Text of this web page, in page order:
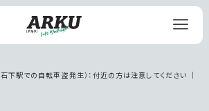
下駅での自転車盗発生）：付近の方は注意してください ｜